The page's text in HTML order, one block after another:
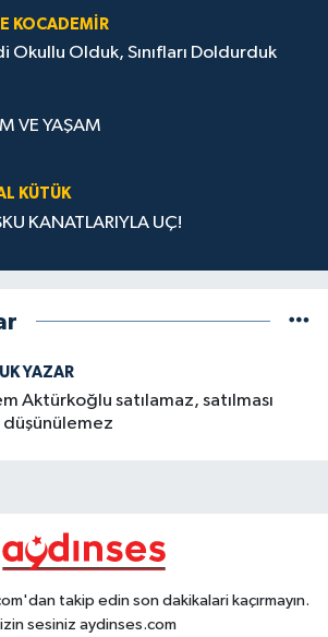
KOCADEMİR
Okullu Olduk, Sınıfları Doldurduk
VE YAŞAM
KÜTÜK
KANATLARIYLA UÇ!
YAZAR
Aktürkoğlu satılamaz, satılması
düşünülemez
takip edin son dakikalari kaçırmayın.
sesiniz aydinses.com